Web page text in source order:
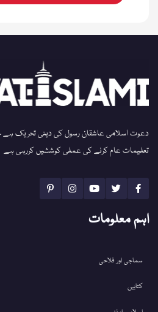
دعوت اسلامی عاشقان رسول کی دینی تحریک ہے
تعلیمات عام کرنے کی عملی کوششیں کررہی ہے
اہم معلومات
سماجی اور فلاحی
کتابیں